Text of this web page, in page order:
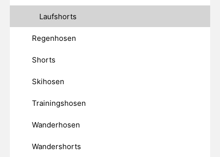
Laufshorts
Regenhosen
Shorts
Skihosen
Trainingshosen
Wanderhosen
Wandershorts